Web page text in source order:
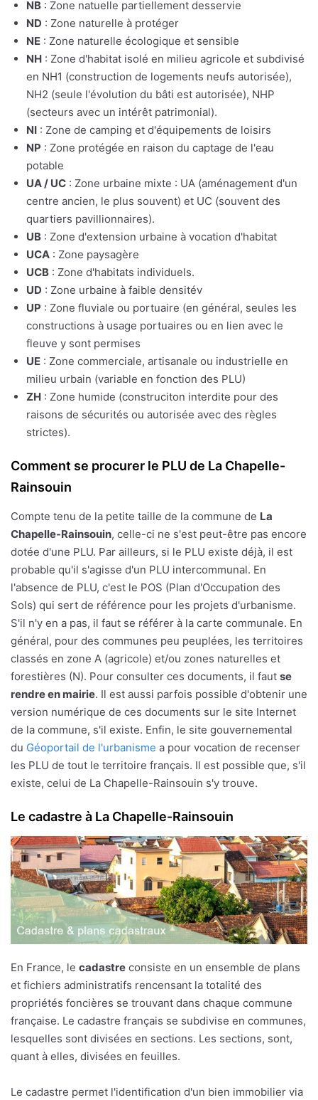
NB : Zone natuelle partiellement desservie
ND : Zone naturelle à protéger
NE : Zone naturelle écologique et sensible
NH : Zone d'habitat isolé en milieu agricole et subdivisé
en NH1 (construction de logements neufs autorisée),
NH2 (seule l'évolution du bâti est autorisée), NHP
(secteurs avec un intérêt patrimonial).
NI : Zone de camping et d'équipements de loisirs
NP : Zone protégée en raison du captage de l'eau
potable
UA / UC : Zone urbaine mixte : UA (aménagement d'un
centre ancien, le plus souvent) et UC (souvent des
quartiers pavillionnaires).
UB : Zone d'extension urbaine à vocation d'habitat
UCA : Zone paysagère
UCB : Zone d'habitats individuels.
UD : Zone urbaine à faible densitév
UP : Zone fluviale ou portuaire (en général, seules les
constructions à usage portuaires ou en lien avec le
fleuve y sont permises
UE : Zone commerciale, artisanale ou industrielle en
milieu urbain (variable en fonction des PLU)
ZH : Zone humide (construciton interdite pour des
raisons de sécurités ou autorisée avec des règles
strictes).
Comment se procurer le PLU de La Chapelle-
Rainsouin
Compte tenu de la petite taille de la commune de La
Chapelle-Rainsouin, celle-ci ne s'est peut-être pas encore
dotée d'une PLU. Par ailleurs, si le PLU existe déjà, il est
probable qu'il s'agisse d'un PLU intercommunal. En
l'absence de PLU, c'est le POS (Plan d'Occupation des
Sols) qui sert de référence pour les projets d'urbanisme.
S'il n'y en a pas, il faut se référer à la carte communale. En
général, pour des communes peu peuplées, les territoires
classés en zone A (agricole) et/ou zones naturelles et
forestières (N). Pour consulter ces documents, il faut se
rendre en mairie. Il est aussi parfois possible d'obtenir une
version numérique de ces documents sur le site Internet
de la commune, s'il existe. Enfin, le site gouvernemental
du Géoportail de l'urbanisme a pour vocation de recenser
les PLU de tout le territoire français. Il est possible que, s'il
existe, celui de La Chapelle-Rainsouin s'y trouve.
Le cadastre à La Chapelle-Rainsouin
En France, le cadastre consiste en un ensemble de plans
et fichiers administratifs rencensant la totalité des
propriétés foncières se trouvant dans chaque commune
française. Le cadastre français se subdivise en communes,
lesquelles sont divisées en sections. Les sections, sont,
quant à elles, divisées en feuilles.
Le cadastre permet l'identification d'un bien immobilier via